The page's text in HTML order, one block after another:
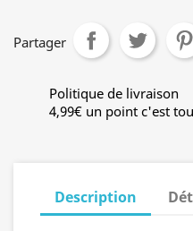
Partager
Politique de livraison
4,99€ un point c'est
Description